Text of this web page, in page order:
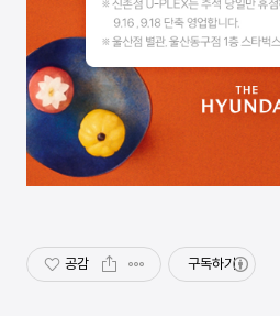
공감 구독하기